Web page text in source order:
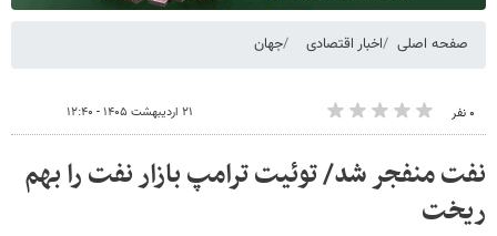
صفحه اصلی اخبار اقتصادی جهان
۰ نفر ۲۱ اردیبهشت ۱۴۰۵ - ۱۲:۴۰
نفت منفجر شد/ توئیت ترامپ بازار نفت را بهم
ریخت